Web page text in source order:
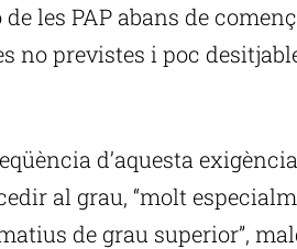
les PAP abans de
no previstes i poc
d’aquesta
al grau, “molt
de grau superior”,